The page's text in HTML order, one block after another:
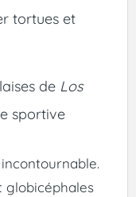
tortues et
de Los
sportive
globicéphales